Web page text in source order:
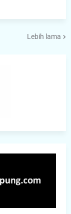
Lebih lama